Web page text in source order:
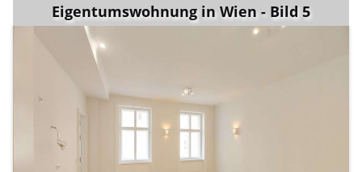
Eigentumswohnung in Wien - Bild 5